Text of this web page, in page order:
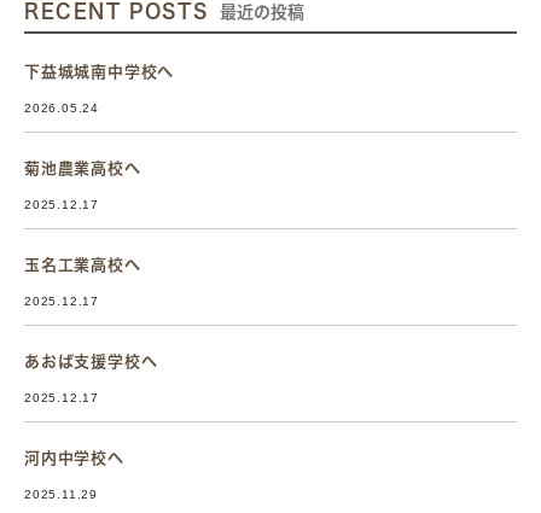
RECENT POSTS 最近の投稿
下益城城南中学校へ
2026.05.24
菊池農業高校へ
2025.12.17
玉名工業高校へ
2025.12.17
あおば支援学校へ
2025.12.17
河内中学校へ
2025.11.29